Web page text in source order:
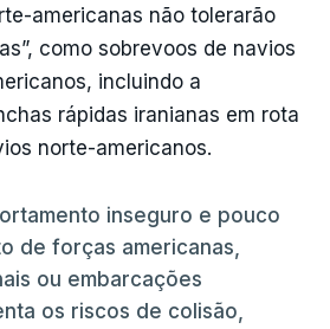
americanas não tolerarão
como sobrevoos de navios
incluindo a
rápidas iranianas em rota
norte-americanos.
inseguro e pouco
de forças americanas,
ou embarcações
os riscos de colisão,